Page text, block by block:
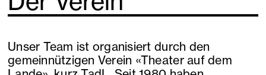
Unser Team ist organisiert durch den
gemeinnützigen Verein «Theater auf dem